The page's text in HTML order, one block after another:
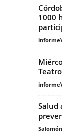
1000
Salud
Salomón